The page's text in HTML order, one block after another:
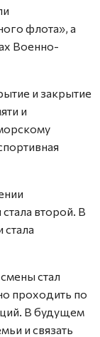
флота», а
Военно-
и закрытие
и
второй. В
стал
проходить по
В будущем
и связать